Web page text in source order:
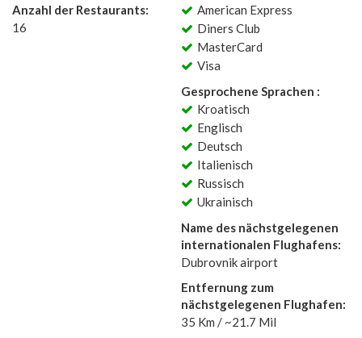
Anzahl der Restaurants:
16
American Express
Diners Club
MasterCard
Visa
Gesprochene Sprachen :
Kroatisch
Englisch
Deutsch
Italienisch
Russisch
Ukrainisch
Name des nächstgelegenen
internationalen Flughafens:
Dubrovnik airport
Entfernung zum
nächstgelegenen Flughafen:
35 Km / ~21.7 Mil